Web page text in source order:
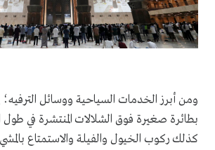
ومن أبرز الخدمات السياحية ووسائل الترفيه؛
بطائرة صغيرة فوق الشلالات المنتشرة في طول
كذلك ركوب الخيول والفيلة والاستمتاع